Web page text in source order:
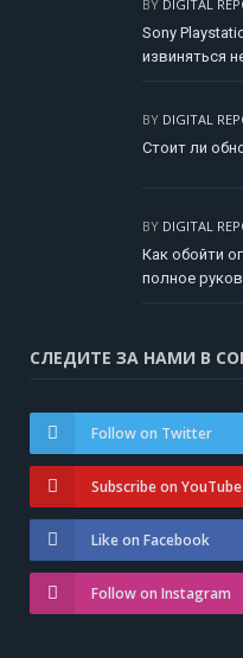
BY DIGITAL
Sony
извиняться
BY DIGITAL
Стоит ли
BY DIGITAL
Как обойти
полное
СЛЕДИТЕ ЗА НАМИ В
Follow on Twitter
Subscribe on YouTube
Like on Facebook
Follow on Instagram